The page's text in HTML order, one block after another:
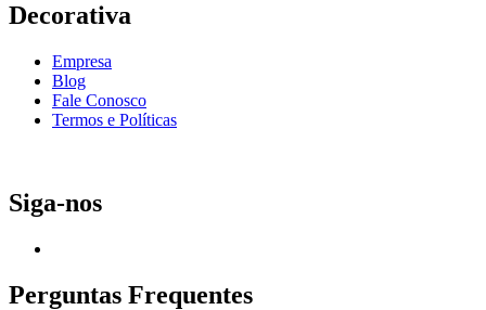
Decorativa
Empresa
Blog
Fale Conosco
Termos e Políticas
Siga-nos
Perguntas Frequentes